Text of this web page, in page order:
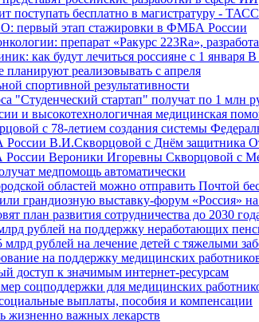
поступать бесплатно в магистратуру - ТАСС
первый этап стажировки в ФМБА России
препарат «Ракурс 223Ra»,
как будут лечиться россияне с 1 января
реализовывать с апреля
спортивной результативности
"Студенческий стартап" получат по 1 млн
и высокотехнологичная медицинская
с 78-летием создания системы
В.И.Скворцовой с Днём защитника
России Вероники Игоревны Скворцовой с
медпомощь автоматически
областей можно отправить Почтой
грандиозную выставку-форум «Россия»
план развития сотрудничества до 2030
рублей на поддержку неработающих
млрд рублей на лечение детей с тяжелыми
на поддержку медицинских
доступ к значимым интернет-ресурсам
мер соцподдержки для медицинских
выплаты, пособия и компенсации
жизненно важных лекарств